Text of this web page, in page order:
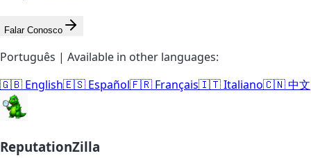
Falar Conosco
Português | Available in other languages:
🇬🇧 English🇪🇸 Español🇫🇷 Français🇮🇹 Italiano🇨🇳 中文
ReputationZilla